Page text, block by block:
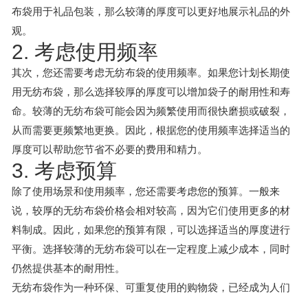
布袋用于礼品包装，那么较薄的厚度可以更好地展示礼品的外
观。
2. 考虑使用频率
其次，您还需要考虑无纺布袋的使用频率。如果您计划长期使
用无纺布袋，那么选择较厚的厚度可以增加袋子的耐用性和寿
命。较薄的无纺布袋可能会因为频繁使用而很快磨损或破裂，
从而需要更频繁地更换。因此，根据您的使用频率选择适当的
厚度可以帮助您节省不必要的费用和精力。
3. 考虑预算
除了使用场景和使用频率，您还需要考虑您的预算。一般来
说，较厚的无纺布袋价格会相对较高，因为它们使用更多的材
料制成。因此，如果您的预算有限，可以选择适当的厚度进行
平衡。选择较薄的无纺布袋可以在一定程度上减少成本，同时
仍然提供基本的耐用性。
无纺布袋作为一种环保、可重复使用的购物袋，已经成为人们